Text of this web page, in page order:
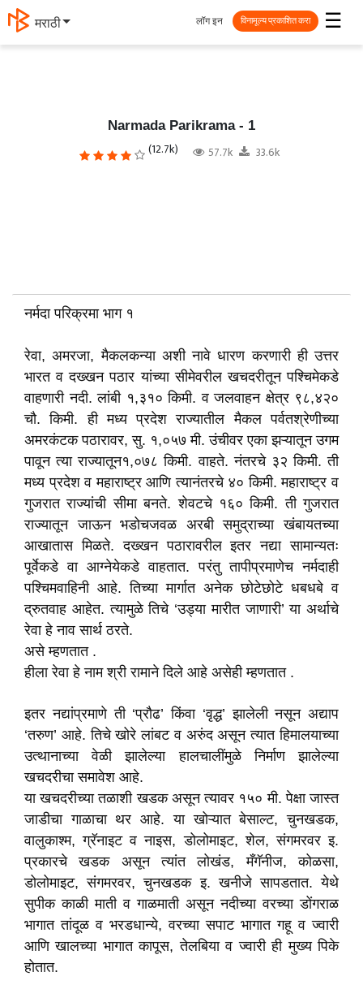
मराठी ☰
लॉग इन विनामूल्य प्रकाशित करा
Narmada Parikrama - 1
(12.7k) 57.7k 33.6k
नर्मदा परिक्रमा भाग १
रेवा, अमरजा, मैकलकन्या अशी नावे धारण करणारी ही उत्तर
भारत व दख्खन पठार यांच्या सीमेवरील खचदरीतून पश्चिमेकडे
वाहणारी नदी. लांबी १,३१० किमी. व जलवाहन क्षेत्र ९८,४२०
चौ. किमी. ही मध्य प्रदेश राज्यातील मैकल पर्वतश्रेणीच्या
अमरकंटक पठारावर, सु. १,०५७ मी. उंचीवर एका झऱ्यातून उगम
पावून त्या राज्यातून१,०७८ किमी. वाहते. नंतरचे ३२ किमी. ती
मध्य प्रदेश व महाराष्ट्र आणि त्यानंतरचे ४० किमी. महाराष्ट्र व
गुजरात राज्यांची सीमा बनते. शेवटचे १६० किमी. ती गुजरात
राज्यातून जाऊन भडोचजवळ अरबी समुद्राच्या खंबायतच्या
आखातास मिळते. दख्खन पठारावरील इतर नद्या सामान्यतः
पूर्वेकडे वा आग्नेयेकडे वाहतात. परंतु तापीप्रमाणेच नर्मदाही
पश्चिमवाहिनी आहे. तिच्या मार्गात अनेक छोटेछोटे धबधबे व
द्रुतवाह आहेत. त्यामुळे तिचे ‘उड्या मारीत जाणारी’ या अर्थाचे
रेवा हे नाव सार्थ ठरते.
असे म्हणतात .
हीला रेवा हे नाम श्री रामाने दिले आहे असेही म्हणतात .
इतर नद्यांप्रमाणे ती ‘प्रौढ’ किंवा ‘वृद्ध’ झालेली नसून अद्याप
‘तरुण’ आहे. तिचे खोरे लांबट व अरुंद असून त्यात हिमालयाच्या
उत्थानाच्या वेळी झालेल्या हालचालींमुळे निर्माण झालेल्या
खचदरीचा समावेश आहे.
या खचदरीच्या तळाशी खडक असून त्यावर १५० मी. पेक्षा जास्त
जाडीचा गाळाचा थर आहे. या खोऱ्यात बेसाल्ट, चुनखडक,
वालुकाश्म, ग्रॅनाइट व नाइस, डोलोमाइट, शेल, संगमरवर इ.
प्रकारचे खडक असून त्यांत लोखंड, मँगॅनीज, कोळसा,
डोलोमाइट, संगमरवर, चुनखडक इ. खनीजे सापडतात. येथे
सुपीक काळी माती व गाळमाती असून नदीच्या वरच्या डोंगराळ
भागात तांदूळ व भरडधान्ये, वरच्या सपाट भागात गहू व ज्वारी
आणि खालच्या भागात कापूस, तेलबिया व ज्वारी ही मुख्य पिके
होतात.